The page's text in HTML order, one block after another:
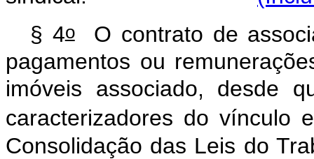
§ 4oO contrato de
pagamentos ou
imóveis associado, desde
caracterizadores do vínculo
Consolidação das Leis do